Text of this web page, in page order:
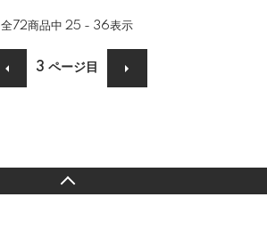
全72商品中 25 - 36表示
3 ページ目